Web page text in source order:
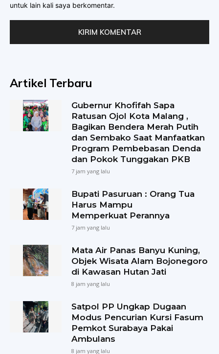
untuk lain kali saya berkomentar.
Artikel Terbaru
Gubernur Khofifah Sapa
Ratusan Ojol Kota Malang ,
Bagikan Bendera Merah Putih
dan Sembako Saat Manfaatkan
Program Pembebasan Denda
dan Pokok Tunggakan PKB
7 jam yang lalu
Bupati Pasuruan : Orang Tua
Harus Mampu
Memperkuat Perannya
7 jam yang lalu
Mata Air Panas Banyu Kuning,
Objek Wisata Alam Bojonegoro
di Kawasan Hutan Jati
8 jam yang lalu
Satpol PP Ungkap Dugaan
Modus Pencurian Kursi Fasum
Pemkot Surabaya Pakai
Ambulans
8 jam yang lalu